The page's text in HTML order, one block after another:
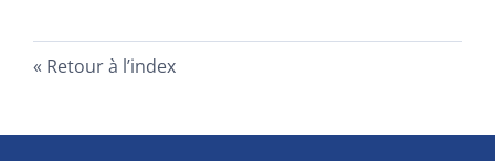
Retour à l’index